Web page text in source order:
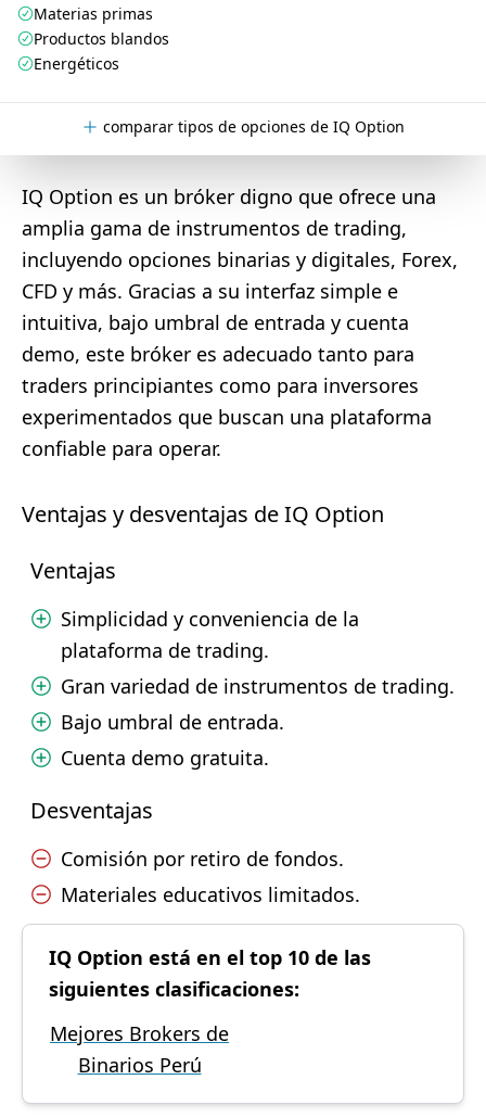
Materias primas
Productos blandos
Energéticos
comparar tipos de opciones de IQ Option
IQ Option es un bróker digno que ofrece una
amplia gama de instrumentos de trading,
incluyendo opciones binarias y digitales, Forex,
CFD y más. Gracias a su interfaz simple e
intuitiva, bajo umbral de entrada y cuenta
demo, este bróker es adecuado tanto para
traders principiantes como para inversores
experimentados que buscan una plataforma
confiable para operar.
Ventajas y desventajas de IQ Option
Ventajas
Simplicidad y conveniencia de la
plataforma de trading.
Gran variedad de instrumentos de trading.
Bajo umbral de entrada.
Cuenta demo gratuita.
Desventajas
Comisión por retiro de fondos.
Materiales educativos limitados.
IQ Option está en el top 10 de las
siguientes clasificaciones:
Mejores Brokers de
Binarios Perú